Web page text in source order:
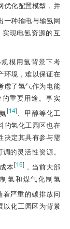
优化配置模型，并
一种输电与输氢网
现电氢资源的互
模用氢背景下考
环境，难以保证在
虑了氢气作为电能
重要用途。事实
[14]
、甲醇等化工
的氢化工园区也在
决定其具有参与需
的灵活性资源。
本[16] ，当前大部
氢和煤气化制氢
着严重的碳排放问
以化工园区为背景